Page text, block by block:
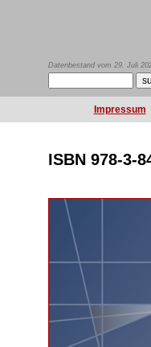
Datenbestand vom 29. Juli
Impressum
ISBN 978-3-